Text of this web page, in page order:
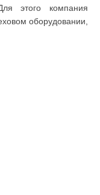
этого компания
оборудовании,